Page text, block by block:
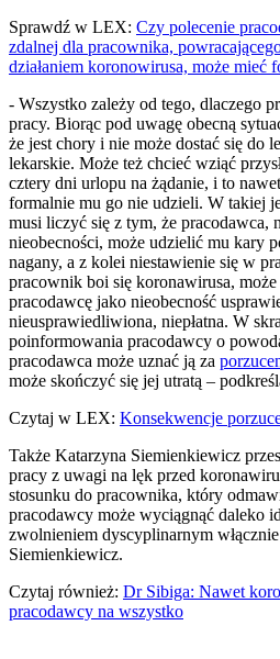
Sprawdź w LEX: Czy polecenie
zdalnej dla pracownika,
działaniem koronowirusa, może mieć
- Wszystko zależy od tego, dlaczego
pracy. Biorąc pod uwagę obecną
że jest chory i nie może dostać się do
lekarskie. Może też chcieć wziąć
cztery dni urlopu na żądanie, i to
formalnie mu go nie udzieli. W takiej
musi liczyć się z tym, że pracodawca,
nieobecności, może udzielić mu kary
nagany, a z kolei niestawienie się w
pracownik boi się koronawirusa,
pracodawcę jako nieobecność
nieusprawiedliwiona, niepłatna. W
poinformowania pracodawcy o
pracodawca może uznać ją za
może skończyć się jej utratą –
Czytaj w LEX: Konsekwencje
Także Katarzyna Siemienkiewicz
pracy z uwagi na lęk przed
stosunku do pracownika, który
pracodawcy może wyciągnąć daleko
zwolnieniem dyscyplinarnym
Siemienkiewicz.
Czytaj również: Dr Sibiga: Nawet
pracodawcy na wszystko